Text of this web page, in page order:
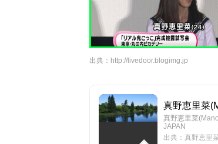
出典： http://livedoor.blogimg.jp
真野恵里菜
真野恵里菜
JAPAN
出典：真野恵里